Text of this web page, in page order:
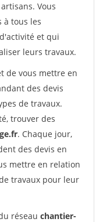
Vous
à tous les
et qui
leurs travaux.
de vous mettre en
des devis
de travaux.
trouver des
. Chaque jour,
des devis en
mettre en relation
travaux pour leur
réseau chantier-